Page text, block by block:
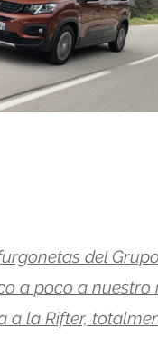
del
a poco a nuestro
a la Rifter,